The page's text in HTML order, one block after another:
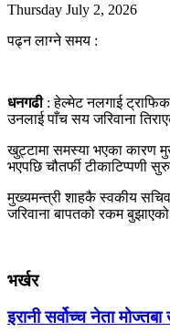
Thursday July 2, 2026
पढ्न लाग्ने समय :
धनगढी: हेल्मेट नलगाई ट्राफिक
उनलाई पाँच सय जरिवाना
खुट्टामा समस्या भएका कारण
भएपछि चौतर्फी टीकाटिप्पणी
मुख्यमन्त्री शाहकै स्वकीय
जरिवाना बापतको रकम
भर्खर
इरानी सर्वोच्च नेता